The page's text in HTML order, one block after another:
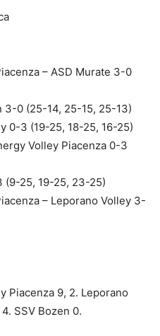
– ASD Murate 3-0
3-0 (25-14, 25-15, 25-13)
0-3 (19-25, 18-25, 16-25)
Volley Piacenza 0-3
(9-25, 19-25, 23-25)
– Leporano Volley 3-
Piacenza 9, 2. Leporano
SSV Bozen 0.